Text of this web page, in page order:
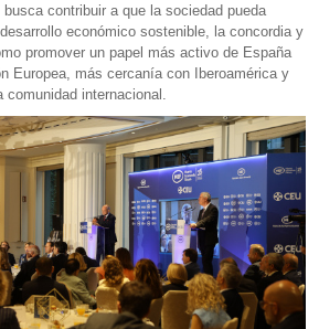
contribuir a que la sociedad pueda
económico sostenible, la concordia y
promover un papel más activo de España
Europea, más cercanía con Iberoamérica y
comunidad internacional.